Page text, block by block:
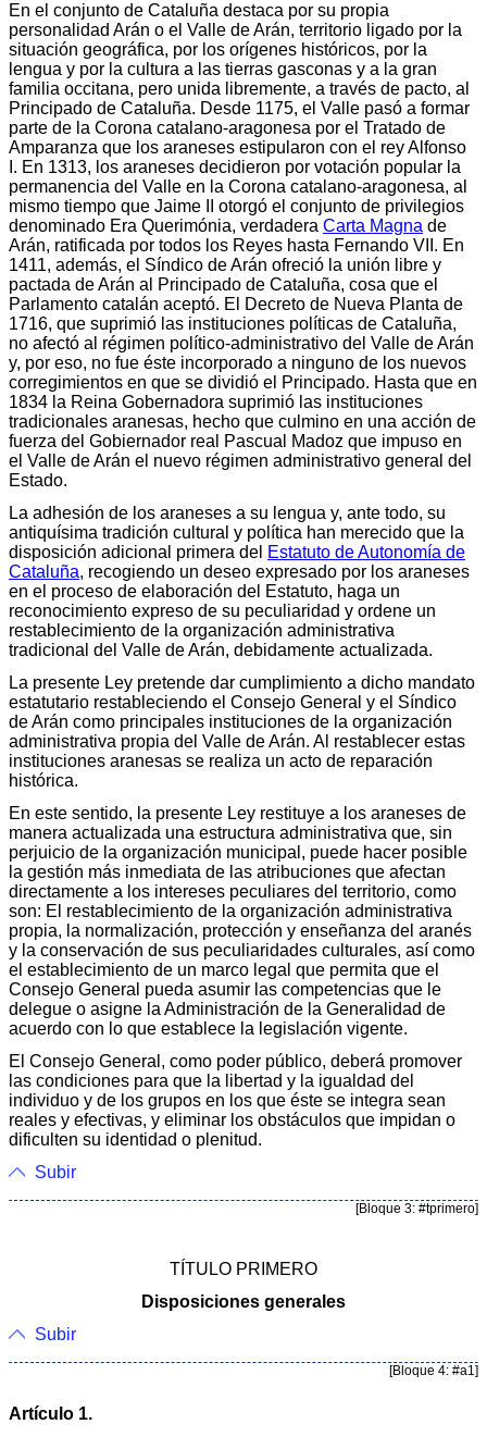
En el conjunto de Cataluña destaca por su propia
personalidad Arán o el Valle de Arán, territorio ligado por la
situación geográfica, por los orígenes históricos, por la
lengua y por la cultura a las tierras gasconas y a la gran
familia occitana, pero unida libremente, a través de pacto, al
Principado de Cataluña. Desde 1175, el Valle pasó a formar
parte de la Corona catalano-aragonesa por el Tratado de
Amparanza que los araneses estipularon con el rey Alfonso
I. En 1313, los araneses decidieron por votación popular la
permanencia del Valle en la Corona catalano-aragonesa, al
mismo tiempo que Jaime II otorgó el conjunto de privilegios
denominado Era Querimónia, verdadera Carta Magna de
Arán, ratificada por todos los Reyes hasta Fernando VII. En
1411, además, el Síndico de Arán ofreció la unión libre y
pactada de Arán al Principado de Cataluña, cosa que el
Parlamento catalán aceptó. El Decreto de Nueva Planta de
1716, que suprimió las instituciones políticas de Cataluña,
no afectó al régimen político-administrativo del Valle de Arán
y, por eso, no fue éste incorporado a ninguno de los nuevos
corregimientos en que se dividió el Principado. Hasta que en
1834 la Reina Gobernadora suprimió las instituciones
tradicionales aranesas, hecho que culmino en una acción de
fuerza del Gobiernador real Pascual Madoz que impuso en
el Valle de Arán el nuevo régimen administrativo general del
Estado.
La adhesión de los araneses a su lengua y, ante todo, su
antiquísima tradición cultural y política han merecido que la
disposición adicional primera del Estatuto de Autonomía de
Cataluña, recogiendo un deseo expresado por los araneses
en el proceso de elaboración del Estatuto, haga un
reconocimiento expreso de su peculiaridad y ordene un
restablecimiento de la organización administrativa
tradicional del Valle de Arán, debidamente actualizada.
La presente Ley pretende dar cumplimiento a dicho mandato
estatutario restableciendo el Consejo General y el Síndico
de Arán como principales instituciones de la organización
administrativa propia del Valle de Arán. Al restablecer estas
instituciones aranesas se realiza un acto de reparación
histórica.
En este sentido, la presente Ley restituye a los araneses de
manera actualizada una estructura administrativa que, sin
perjuicio de la organización municipal, puede hacer posible
la gestión más inmediata de las atribuciones que afectan
directamente a los intereses peculiares del territorio, como
son: El restablecimiento de la organización administrativa
propia, la normalización, protección y enseñanza del aranés
y la conservación de sus peculiaridades culturales, así como
el establecimiento de un marco legal que permita que el
Consejo General pueda asumir las competencias que le
delegue o asigne la Administración de la Generalidad de
acuerdo con lo que establece la legislación vigente.
El Consejo General, como poder público, deberá promover
las condiciones para que la libertad y la igualdad del
individuo y de los grupos en los que éste se integra sean
reales y efectivas, y eliminar los obstáculos que impidan o
dificulten su identidad o plenitud.
Subir
[Bloque 3: #tprimero]
TÍTULO PRIMERO
Disposiciones generales
Subir
[Bloque 4: #a1]
Artículo 1.